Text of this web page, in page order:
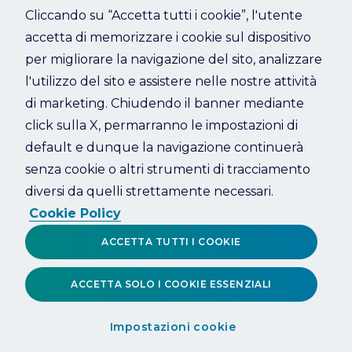
Refresh
Cliccando su “Accetta tutti i cookie”, l'utente
accetta di memorizzare i cookie sul dispositivo
per migliorare la navigazione del sito, analizzare
l'utilizzo del sito e assistere nelle nostre attività
di marketing. Chiudendo il banner mediante
click sulla X, permarranno le impostazioni di
default e dunque la navigazione continuerà
senza cookie o altri strumenti di tracciamento
diversi da quelli strettamente necessari.
Cookie Policy
Impostazioni cookie
ACCETTA SOLO I COOKIE ESSENZIALI
ACCETTA TUTTI I COOKIE